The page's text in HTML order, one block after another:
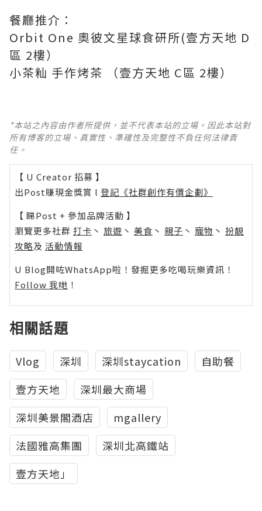
餐廳推介：
Orbit One 奧彼文星球食研所(壹方天地 D
區 2樓）
小茶籼 手作烤茶 （壹方天地 C區 2樓）
*本站之內容由作者所提供，並不代表本站的立場。因此本站對
所有博客的立場、真實性、準確性及完整性不負任何法律責
任。
【 U Creator 招募 】
出Post賺現金獎賞 l 登記《社群創作有價企劃》
【 睇Post + 參加品牌活動 】
瀏覽更多社群 打卡 丶 旅遊 丶 美食 丶 親子 丶 寵物 丶 扮靚
攻略及 活動情報
U Blog開咗WhatsApp啦！發掘更多吃喝玩樂資訊！
Follow 我哋 ！
相關話題
Vlog 深圳 深圳staycation
自助餐
壹方天地
深圳最大商場
深圳美景閣酒店
mgallery
法國雅高集團
深圳北高鐵站
壹方天地」